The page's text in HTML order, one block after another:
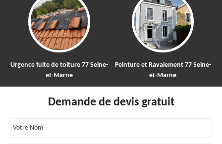
Urgence fuite de toiture 77 Seine-
et-Marne
Peinture et Ravalement 77 Seine-
et-Marne
Demande de devis gratuit